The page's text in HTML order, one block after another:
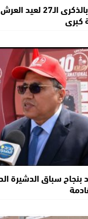
العيون تحتفي
كبرى
سباق الدشيرة